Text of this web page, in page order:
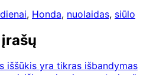
dienai, Honda, nuolaidas, siūlo
iššūkis yra tikras išbandymas